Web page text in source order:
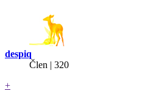
despiq
Člen | 320
+